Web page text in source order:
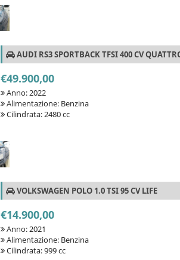
AUDI RS3 SPORTBACK TFSI 400 CV
€49.900,00
Anno: 2022
Alimentazione: Benzina
Cilindrata: 2480 cc
VOLKSWAGEN POLO 1.0 TSI 95 CV LIFE
€14.900,00
Anno: 2021
Alimentazione: Benzina
Cilindrata: 999 cc